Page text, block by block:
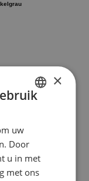
×
uw
Door
u in met
met ons